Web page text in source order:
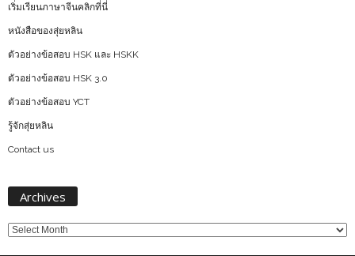
เริ่มเรียนภาษาจีนคลิกที่นี่
หนังสือของสุ่ยหลิน
ตัวอย่างข้อสอบ HSK และ HSKK
ตัวอย่างข้อสอบ HSK 3.0
ตัวอย่างข้อสอบ YCT
รู้จักสุ่ยหลิน
Contact us
Archives